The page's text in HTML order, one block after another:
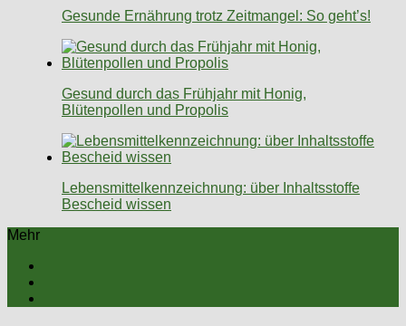
Gesunde Ernährung trotz Zeitmangel: So geht’s!
Gesund durch das Frühjahr mit Honig,
Blütenpollen und Propolis
Lebensmittelkennzeichnung: über Inhaltsstoffe
Bescheid wissen
Mehr